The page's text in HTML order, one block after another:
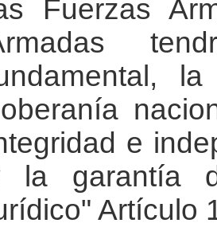
Fuerzas
e
la garantía
Artículo